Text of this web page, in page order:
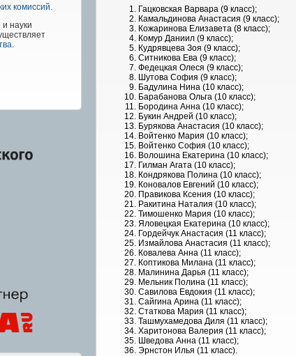
комиссий.
науки
.
Гацковская Варвара (9 класс);
Камальдинова Анастасия (9 класс);
Кожаринова Елизавета (8 класс);
Комур Даниил (9 класс);
Кудрявцева Зоя (9 класс);
Ситникова Ева (9 класс);
Федецкая Олеся (9 класс);
Шутова София (9 класс);
Бадулина Нина (10 класс);
Барабанова Ольга (10 класс);
Бородина Анна (10 класс);
Букин Андрей (10 класс);
Бурякова Анастасия (10 класс);
Войтенко Мария (10 класс);
Войтенко София (10 класс);
Волошина Екатерина (10 класс);
Гилман Агата (10 класс);
Кондрякова Полина (10 класс);
Коновалов Евгений (10 класс);
Правикова Ксения (10 класс);
Ракитина Наталия (10 класс);
Тимошенко Мария (10 класс);
Яловецкая Екатерина (10 класс);
Гордейчук Анастасия (11 класс);
Измайлова Анастасия (11 класс);
Ковалева Анна (11 класс);
Коптикова Милана (11 класс);
Малинина Дарья (11 класс);
Мельник Полина (11 класс);
Савилова Евдокия (11 класс);
Сайгина Арина (11 класс);
Статкова Мария (11 класс);
Ташмухамедова Диля (11 класс);
Харитонова Валерия (11 класс);
Шведова Анна (11 класс);
Эрнстон Илья (11 класс).